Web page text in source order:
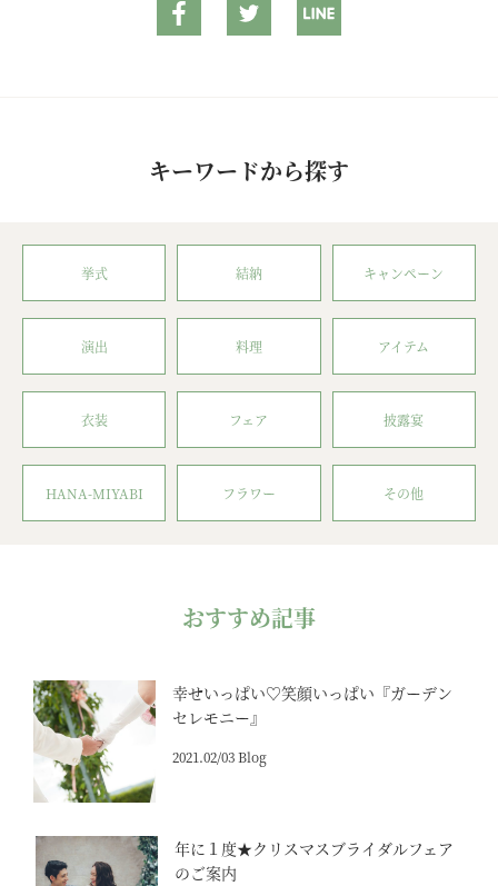
キーワードから探す
挙式 結納 キャンペーン
演出 料理 アイテム
衣装 フェア 披露宴
HANA-MIYABI フラワー その他
おすすめ記事
幸せいっぱい♡笑顔いっぱい『ガーデン
セレモニー』
2021.02/03 Blog
年に１度★クリスマスブライダルフェア
のご案内